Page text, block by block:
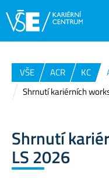
VŠE ACR KC
Shrnutí kariérních
Shrnutí
LS 2026